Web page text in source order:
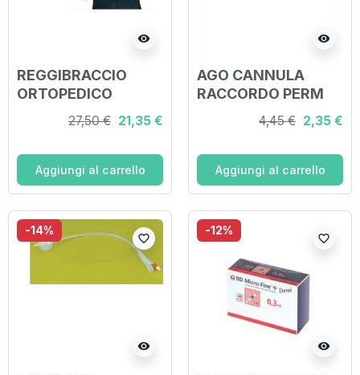
visibility
REGGIBRACCIO
ORTOPEDICO
GRANDE
27,50 € 21,35 €
Aggiungi al carrello
visibility
AGO CANNULA
RACCORDO PERM
4,45 € 2,35 €
Aggiungi al carrello
-14%
visibility
favorite_border
-12%
visibility
favorite_border